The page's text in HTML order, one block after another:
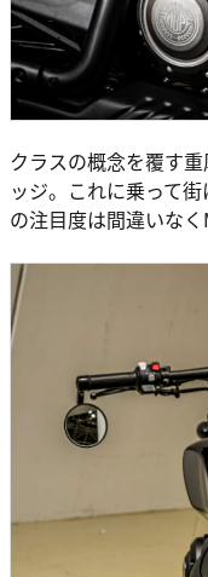
クラスの概念を覆す
ッジ。これに乗って
の注目度は間違いなく